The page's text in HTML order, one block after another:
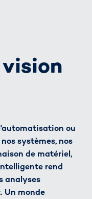
ou
systèmes, nos
de matériel,
rend
analyses
Un monde